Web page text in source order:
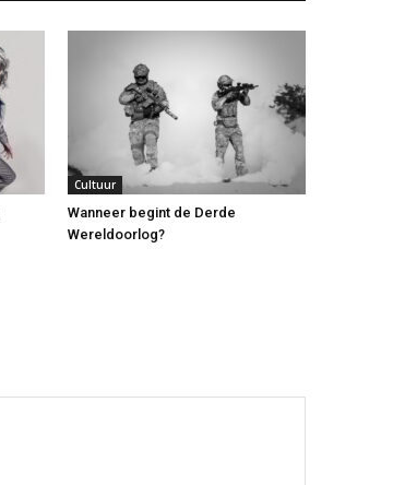
Cultuur
Wanneer begint de Derde
Wereldoorlog?